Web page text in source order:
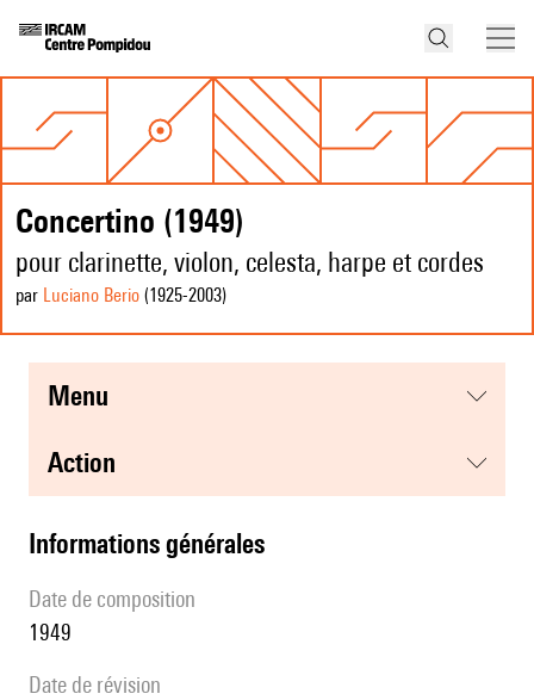
Concertino (1949)
pour clarinette, violon, celesta, harpe et cordes
par Luciano Berio (1925-2003)
menu
action
informations générales
date de composition
1949
date de révision